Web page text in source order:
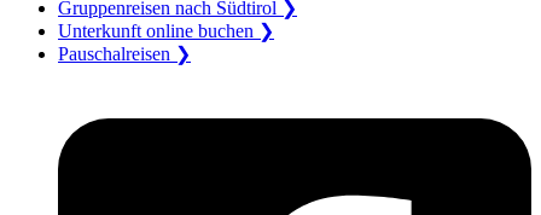
Gruppenreisen nach Südtirol ❯
Unterkunft online buchen ❯
Pauschalreisen ❯